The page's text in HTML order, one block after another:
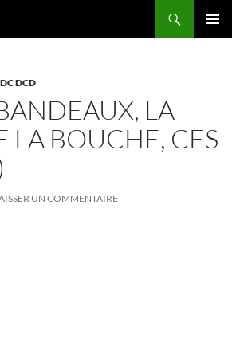
DCD
LA
LA BOUCHE, CES
UN COMMENTAIRE